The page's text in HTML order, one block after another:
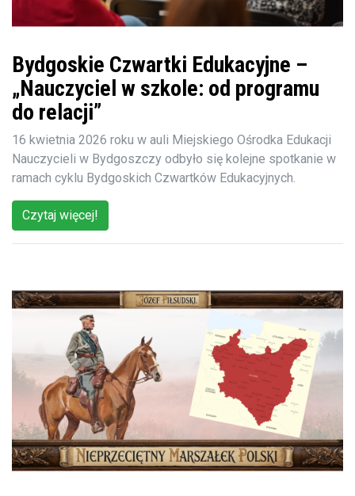
Bydgoskie Czwartki Edukacyjne –
„Nauczyciel w szkole: od programu
do relacji”
16 kwietnia 2026 roku w auli Miejskiego Ośrodka Edukacji
Nauczycieli w Bydgoszczy odbyło się kolejne spotkanie w
ramach cyklu Bydgoskich Czwartków Edukacyjnych.
Czytaj więcej!